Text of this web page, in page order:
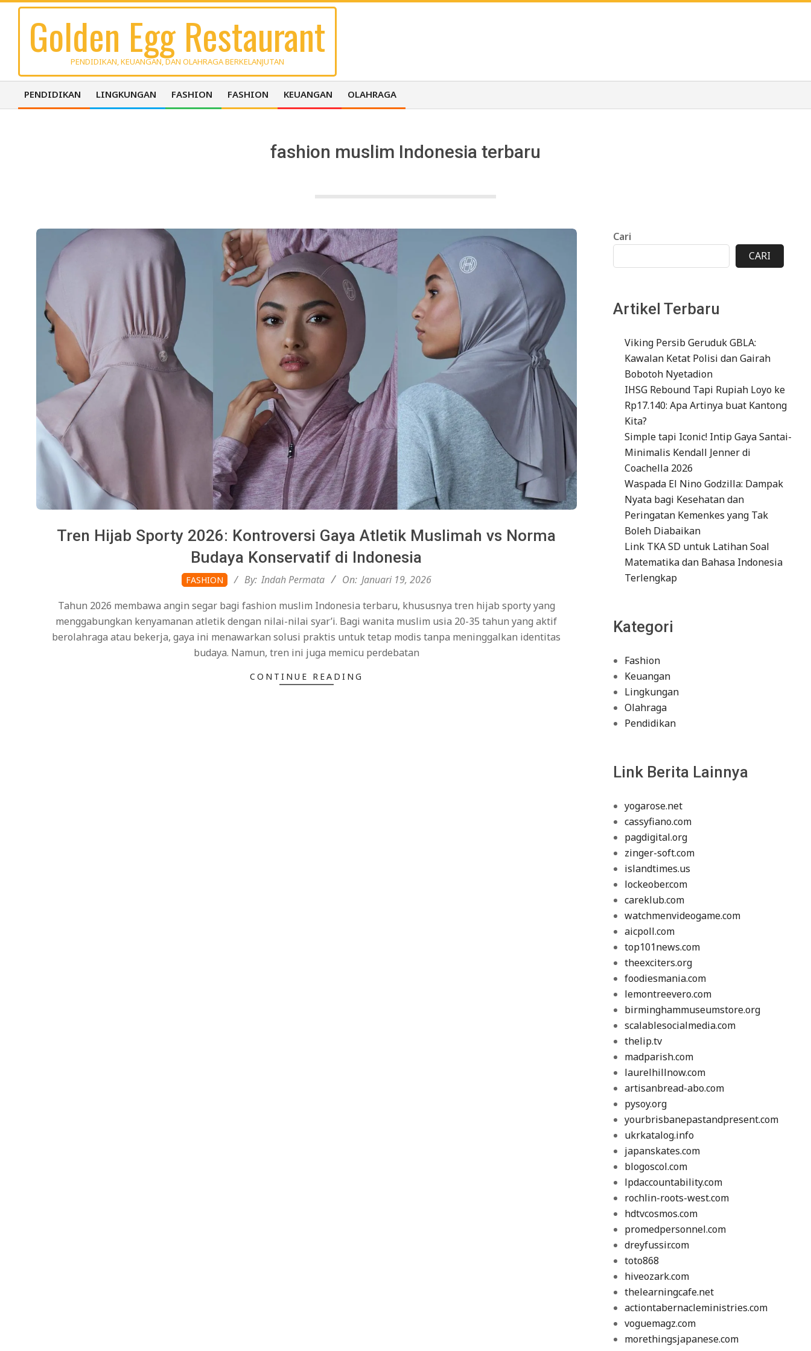
Skip
contentGolden Egg Restaurant
PENDIDIKAN, KEUANGAN, DAN OLAHRAGA BERKELANJUTAN
Primary
PENDIDIKAN LINGKUNGAN FASHION FASHION KEUANGAN OLAHRAGA
fashion muslim Indonesia terbaru
Tren Hijab Sporty 2026: Kontroversi Gaya Atletik Muslimah vs Norma
Budaya Konservatif di Indonesia
FASHION By: Indah Permata On: Januari 19, 2026
Tahun 2026 membawa angin segar bagi fashion muslim Indonesia terbaru, khususnya tren hijab sporty yang
menggabungkan kenyamanan atletik dengan nilai-nilai syar’i. Bagi wanita muslim usia 20-35 tahun yang aktif
berolahraga atau bekerja, gaya ini menawarkan solusi praktis untuk tetap modis tanpa meninggalkan identitas
budaya. Namun, tren ini juga memicu perdebatan
CONTINUE READING
Cari
CARI
Artikel Terbaru
Viking Persib Geruduk GBLA:
Kawalan Ketat Polisi dan Gairah
Bobotoh Nyetadion
IHSG Rebound Tapi Rupiah Loyo ke
Rp17.140: Apa Artinya buat Kantong
Kita?
Simple tapi Iconic! Intip Gaya Santai-
Minimalis Kendall Jenner di
Coachella 2026
Waspada El Nino Godzilla: Dampak
Nyata bagi Kesehatan dan
Peringatan Kemenkes yang Tak
Boleh Diabaikan
Link TKA SD untuk Latihan Soal
Matematika dan Bahasa Indonesia
Terlengkap
Kategori
Fashion
Keuangan
Lingkungan
Olahraga
Pendidikan
Link Berita Lainnya
yogarose.net
cassyfiano.com
pagdigital.org
zinger-soft.com
islandtimes.us
lockeober.com
careklub.com
watchmenvideogame.com
aicpoll.com
top101news.com
theexciters.org
foodiesmania.com
lemontreevero.com
birminghammuseumstore.org
scalablesocialmedia.com
thelip.tv
madparish.com
laurelhillnow.com
artisanbread-abo.com
pysoy.org
yourbrisbanepastandpresent.com
ukrkatalog.info
japanskates.com
blogoscol.com
lpdaccountability.com
rochlin-roots-west.com
hdtvcosmos.com
promedpersonnel.com
dreyfussir.com
toto868
hiveozark.com
thelearningcafe.net
actiontabernacleministries.com
voguemagz.com
morethingsjapanese.com